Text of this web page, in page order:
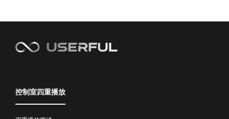
控制室四重播放